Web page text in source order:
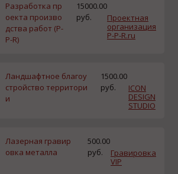
Разработка пр
оекта произво
дства работ (P-
P-R)
15000.00
руб.
Проектная
организация
P-P-R.ru
Ландшафтное благоу
стройство территори
и
1500.00
руб.
ICON
DESIGN
STUDIO
Лазерная гравир
овка металла
500.00
руб.
Гравировка
VIP